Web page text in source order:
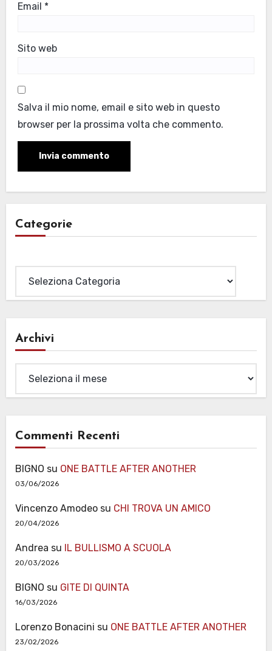
Email *
Sito web
Salva il mio nome, email e sito web in questo
browser per la prossima volta che commento.
Categorie
Archivi
Commenti Recenti
BIGNO su ONE BATTLE AFTER ANOTHER
03/06/2026
Vincenzo Amodeosu CHI TROVA UN AMICO
20/04/2026
Andrea su IL BULLISMO A SCUOLA
20/03/2026
BIGNO su GITE DI QUINTA
16/03/2026
Lorenzo Bonacini su ONE BATTLE AFTER ANOTHER
23/02/2026